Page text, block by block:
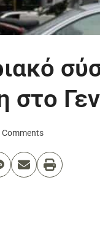
στο
Comments